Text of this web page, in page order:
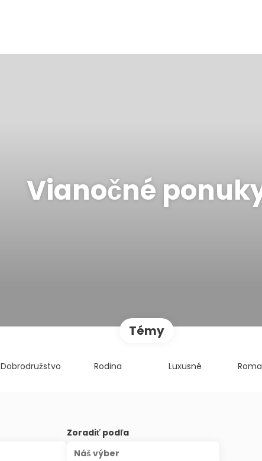
Vianočné
Témy
Dobrodružstvo Rodina Luxusné
Zoradiť podľa
Náš výber